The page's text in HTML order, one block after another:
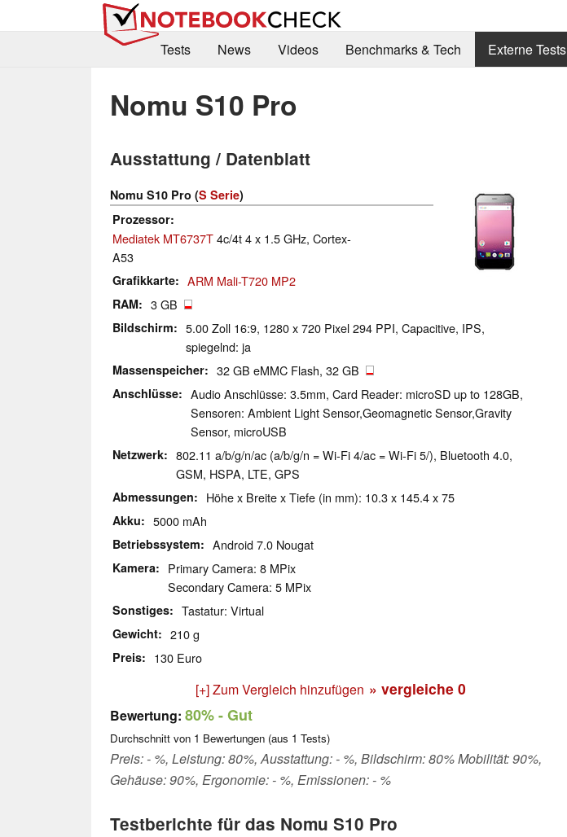
Tests
News Videos Benchmarks & Tech Externe Tests
Nomu S10 Pro
Ausstattung / Datenblatt
Nomu S10 Pro (S Serie)
Prozessor
Mediatek MT6737T4c/4t 4 x 1.5 GHz, Cortex-
A53
Grafikkarte ARM Mali-T720 MP2
RAM 3 GB
Bildschirm
5.00 Zoll 16:9, 1280 x 720 Pixel 294 PPI, Capacitive, IPS,
spiegelnd: ja
Massenspeicher 32 GB eMMC Flash, 32 GB
Anschlüsse
Audio Anschlüsse: 3.5mm, Card Reader: microSD up to 128GB,
Sensoren: Ambient Light Sensor,Geomagnetic Sensor,Gravity
Sensor, microUSB
Netzwerk
802.11 a/b/g/n/ac (a/b/g/n = Wi-Fi 4/ac = Wi-Fi 5/), Bluetooth 4.0,
GSM, HSPA, LTE, GPS
Abmessungen Höhe x Breite x Tiefe (in mm): 10.3 x 145.4 x 75
Akku 5000 mAh
Betriebssystem Android 7.0 Nougat
Kamera
Primary Camera: 8 MPix
Secondary Camera: 5 MPix
Sonstiges Tastatur: Virtual
Gewicht 210 g
Preis 130 Euro
[+] Zum Vergleich hinzufügen » vergleiche 0
Bewertung: 80%- Gut
Durchschnitt von 1 Bewertungen (aus 1 Tests)
Preis: - %, Leistung: 80%, Ausstattung: - %, Bildschirm: 80% Mobilität: 90%,
Gehäuse: 90%, Ergonomie: - %, Emissionen: - %
Testberichte für das Nomu S10 Pro